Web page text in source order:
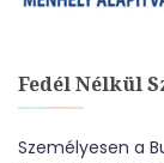
Fedél Nélkül
Személyesen a